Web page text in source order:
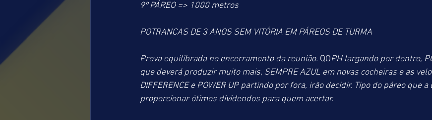
9º PÁREO => 1000 metros
POTRANCAS DE 3 ANOS SEM VITÓRIA EM PÁREOS DE TURMA
Prova equilibrada no encerramento da reunião. QOPH largando por dentro,
que deverá produzir muito mais, SEMPRE AZUL em novas cocheiras e as
DIFFERENCE e POWER UP partindo por fora, irão decidir. Tipo do páreo que
proporcionar ótimos dividendos para quem acertar.